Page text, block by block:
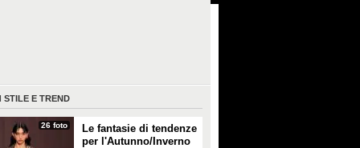
STILE E TREND
26 foto
Le fantasie di tendenze
per l'Autunno/Inverno